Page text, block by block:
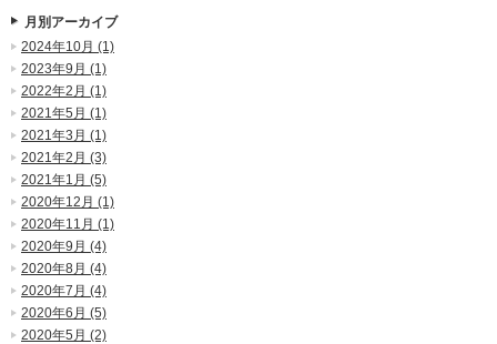
月別アーカイブ
2024年10月 (1)
2023年9月 (1)
2022年2月 (1)
2021年5月 (1)
2021年3月 (1)
2021年2月 (3)
2021年1月 (5)
2020年12月 (1)
2020年11月 (1)
2020年9月 (4)
2020年8月 (4)
2020年7月 (4)
2020年6月 (5)
2020年5月 (2)